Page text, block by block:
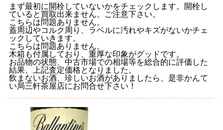
まず最初に開栓していないかをチェックします。開栓し
ていると買取出来ません。ご注意下さい。
こちらは問題ありません。
蓋周辺やコルク周り、ラベルに汚れやキズがないかチェ
ックしていきます。
こちらは問題ありません。
木箱も付属しており、重厚な印象がグッドです。
お品物の状態、中古市場での相場等を総合的に評価した
結果、上記査定価格となりました。
飲まないお酒、珍しいお酒がありましたら、是非かんて
い局三軒茶屋店にお問合せ下さい！